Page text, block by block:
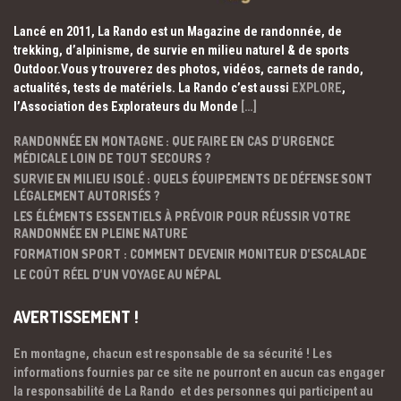
Lancé en 2011, La Rando est un Magazine de randonnée, de
trekking, d’alpinisme, de survie en milieu naturel & de sports
Outdoor.Vous y trouverez des photos, vidéos, carnets de rando,
actualités, tests de matériels. La Rando c’est aussi EXPLORE,
l’Association des Explorateurs du Monde […]
RANDONNÉE EN MONTAGNE : QUE FAIRE EN CAS D’URGENCE
MÉDICALE LOIN DE TOUT SECOURS ?
SURVIE EN MILIEU ISOLÉ : QUELS ÉQUIPEMENTS DE DÉFENSE SONT
LÉGALEMENT AUTORISÉS ?
LES ÉLÉMENTS ESSENTIELS À PRÉVOIR POUR RÉUSSIR VOTRE
RANDONNÉE EN PLEINE NATURE
FORMATION SPORT : COMMENT DEVENIR MONITEUR D’ESCALADE
LE COÛT RÉEL D’UN VOYAGE AU NÉPAL
AVERTISSEMENT !
En montagne, chacun est responsable de sa sécurité ! Les
informations fournies par ce site ne pourront en aucun cas engager
la responsabilité de La Rando et des personnes qui participent au